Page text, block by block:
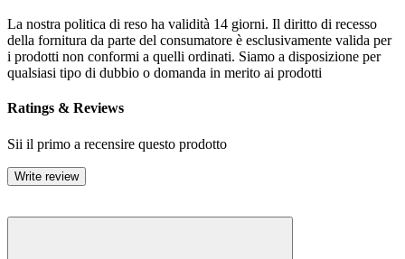
La nostra politica di reso ha validità 14 giorni. Il diritto di recesso
della fornitura da parte del consumatore è esclusivamente valida per
i prodotti non conformi a quelli ordinati. Siamo a disposizione per
qualsiasi tipo di dubbio o domanda in merito ai prodotti
Ratings & Reviews
Sii il primo a recensire questo prodotto
Write review